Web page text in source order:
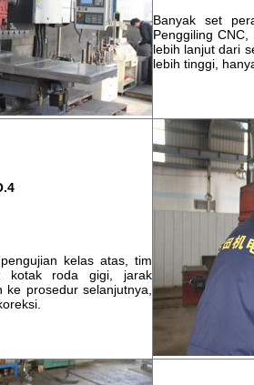
Banyak set
Penggiling
lebih lanjut dari
lebih tinggi,
kelas atas, tim
kotak roda gigi, jarak
prosedur selanjutnya,